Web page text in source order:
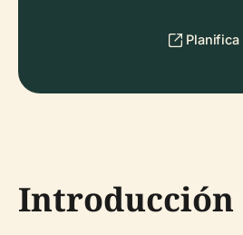
Introducción